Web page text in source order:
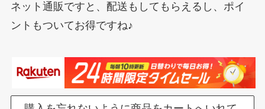
ネット通販ですと、配送もしてもらえるし、ポイ
ントもついてお得ですね♪